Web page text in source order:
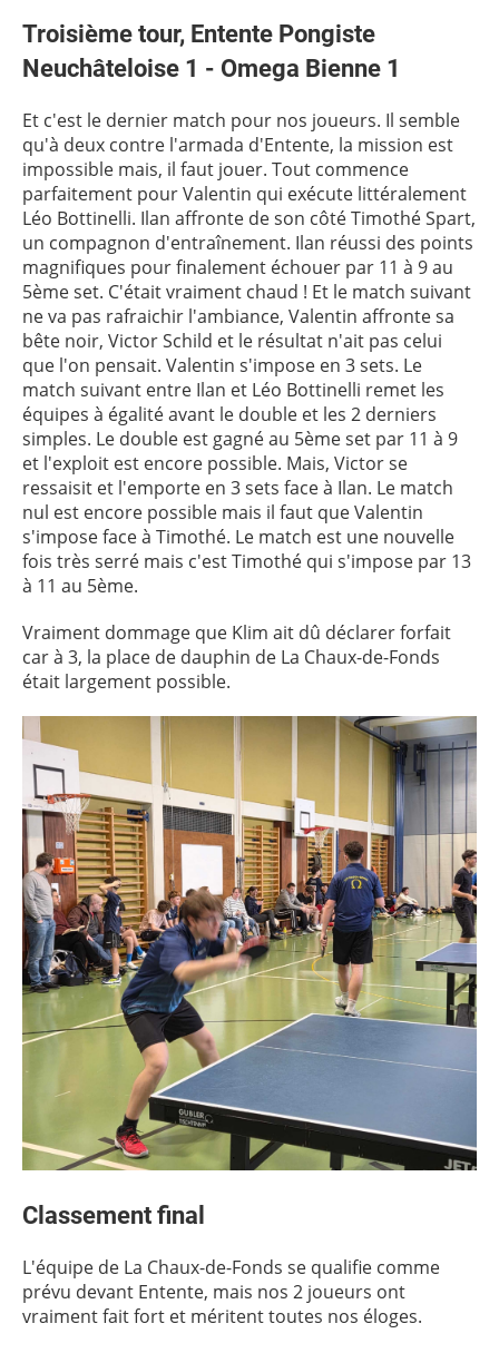
Troisième tour, Entente Pongiste
Neuchâteloise 1 - Omega Bienne 1
Et c'est le dernier match pour nos joueurs. Il semble
qu'à deux contre l'armada d'Entente, la mission est
impossible mais, il faut jouer. Tout commence
parfaitement pour Valentin qui exécute littéralement
Léo Bottinelli. Ilan affronte de son côté Timothé Spart,
un compagnon d'entraînement. Ilan réussi des points
magnifiques pour finalement échouer par 11 à 9 au
5ème set. C'était vraiment chaud ! Et le match suivant
ne va pas rafraichir l'ambiance, Valentin affronte sa
bête noir, Victor Schild et le résultat n'ait pas celui
que l'on pensait. Valentin s'impose en 3 sets. Le
match suivant entre Ilan et Léo Bottinelli remet les
équipes à égalité avant le double et les 2 derniers
simples. Le double est gagné au 5ème set par 11 à 9
et l'exploit est encore possible. Mais, Victor se
ressaisit et l'emporte en 3 sets face à Ilan. Le match
nul est encore possible mais il faut que Valentin
s'impose face à Timothé. Le match est une nouvelle
fois très serré mais c'est Timothé qui s'impose par 13
à 11 au 5ème.
Vraiment dommage que Klim ait dû déclarer forfait
car à 3, la place de dauphin de La Chaux-de-Fonds
était largement possible.
Classement final
L'équipe de La Chaux-de-Fonds se qualifie comme
prévu devant Entente, mais nos 2 joueurs ont
vraiment fait fort et méritent toutes nos éloges.